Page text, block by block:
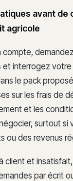
avant de
agricole
compte,
et interrogez votre
le pack
sur les frais de
et les
surtout si
ou des revenus
client et
par écrit